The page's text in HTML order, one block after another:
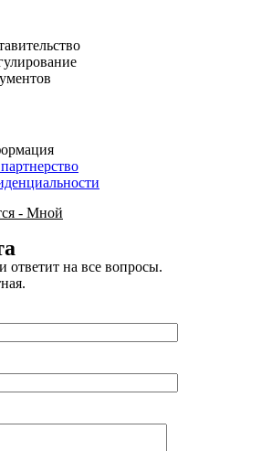
- Мной
ответит на все вопросы.